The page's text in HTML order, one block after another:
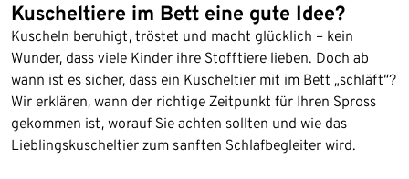
Kuscheltiere im Bett eine gute Idee?
Kuscheln beruhigt, tröstet und macht glücklich – kein
Wunder, dass viele Kinder ihre Stofftiere lieben. Doch ab
wann ist es sicher, dass ein Kuscheltier mit im Bett „schläft“?
Wir erklären, wann der richtige Zeitpunkt für Ihren Spross
gekommen ist, worauf Sie achten sollten und wie das
Lieblingskuscheltier zum sanften Schlafbegleiter wird.